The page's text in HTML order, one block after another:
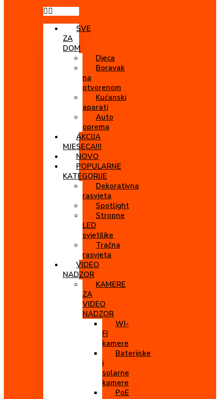
SVE
ZA
DOM
Djeca
Boravak
na
otvorenom
Kućanski
aparati
Auto
oprema
AKCIJA
MJESECA!!!
NOVO
POPULARNE
KATEGORIJE
Dekorativna
rasvjeta
Spotlight
Stropne
LED
svjetiljke
Tračna
rasvjeta
VIDEO
NADZOR
KAMERE
ZA
VIDEO
NADZOR
WI-
FI
kamere
Baterijske
i
solarne
kamere
PoE